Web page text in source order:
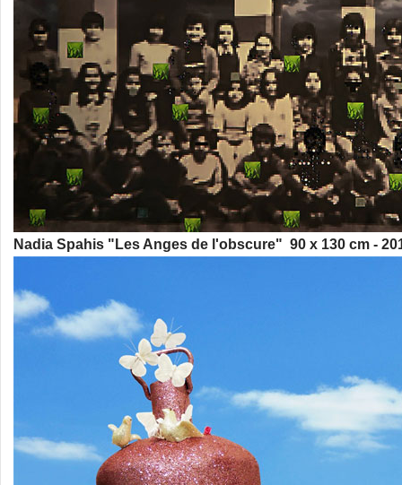
Nadia Spahis "Les Anges de l'obscure" 90 x 130 cm -